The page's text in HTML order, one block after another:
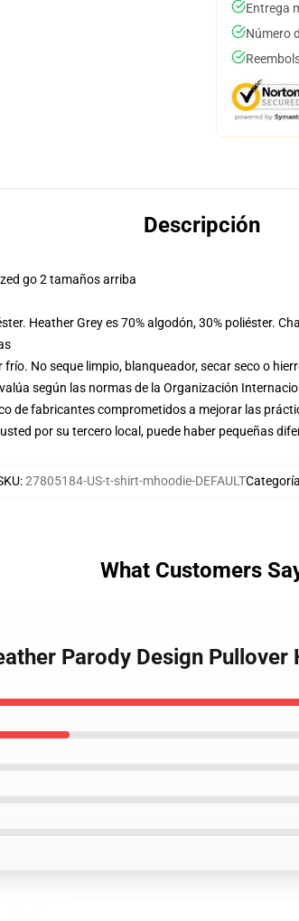
Entrega
Número
Descripción
go 2 tamaños arriba
Heather Grey es 70% algodón, 30% poliéster.
No seque limpio, blanqueador, secar seco o
según las normas de la Organización
de fabricantes comprometidos a mejorar las
por su tercero local, puede haber pequeñas
:27805184-US-t-shirt-mhoodie-DEFAULT
What Customers
Parody Design Pullover